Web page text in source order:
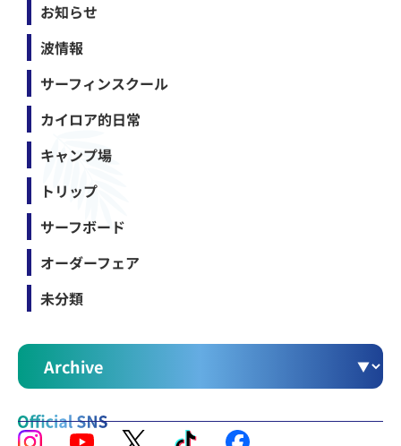
お知らせ
波情報
サーフィンスクール
カイロア的日常
キャンプ場
トリップ
サーフボード
オーダーフェア
未分類